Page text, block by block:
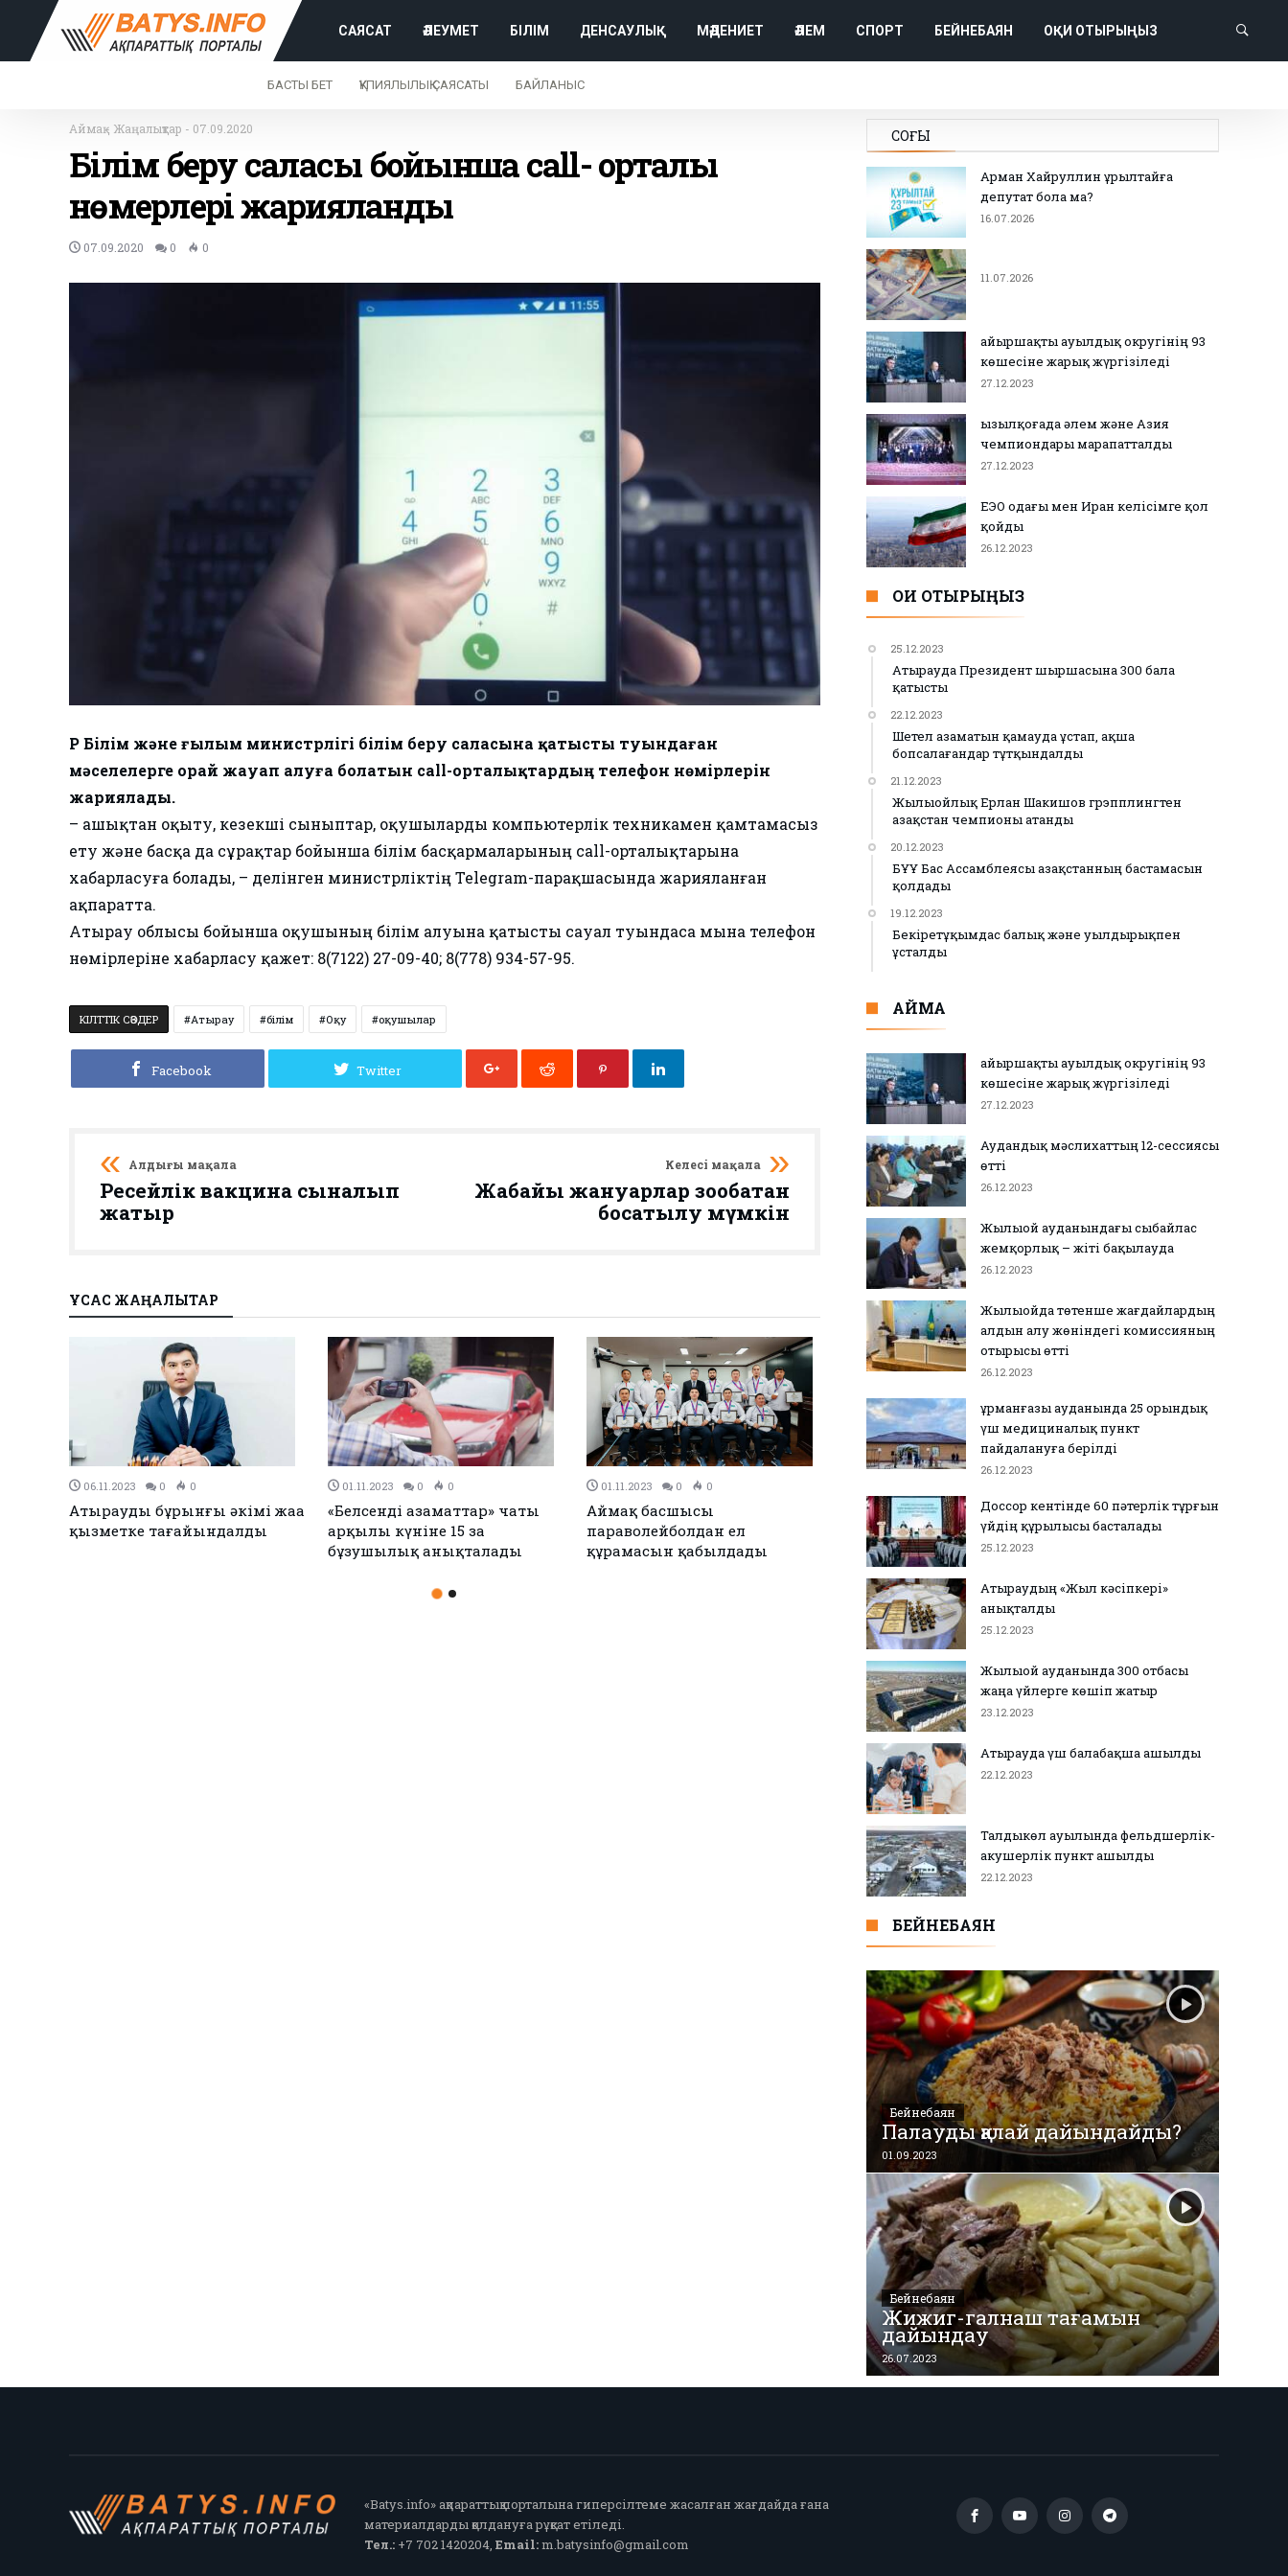
САЯСАТ ӘЛЕУМЕТ БІЛІМ ДЕНСАУЛЫҚ МӘДЕНИЕТ ӘЛЕМ СПОРТ БЕЙНЕБАЯН ОҚИ ОТЫРЫҢЫЗ
БАСТЫ БЕТ ҚҰПИЯЛЫЛЫҚ САЯСАТЫ БАЙЛАНЫС
Аймақ- Жаңалықтар - 07.09.2020
Білім беру саласы бойынша call- орталық
нөмерлері жарияланды
07.09.2020 0 0
ҚР Білім және ғылым министрлігі білім беру саласына қатысты туындаған
мәселелерге орай жауап алуға болатын call-орталықтардың телефон нөмірлерін
жариялады.
– Қашықтан оқыту, кезекші сыныптар, оқушыларды компьютерлік техникамен қамтамасыз
ету және басқа да сұрақтар бойынша білім басқармаларының call-орталықтарына
хабарласуға болады, – делінген министрліктің Telegram-парақшасында жарияланған
ақпаратта.
Атырау облысы бойынша оқушының білім алуына қатысты сауал туындаса мына телефон
нөмірлеріне хабарласу қажет: 8(7122) 27-09-40; 8(778) 934-57-95.
КІЛТТІК СӨЗДЕР Атырау білім Оқу оқушылар
Facebook Twitter
Алдыңғы мақала
Ресейлік вакцина сыналып
жатыр
Келесі мақала
Жабайы жануарлар зообақтан
босатылу мүмкін
ҰҚСАС ЖАҢАЛЫҚТАР
31.10.2023 0 0
Атырауда эхинококкоз
ауруының 9 жағдайы тіркелді
31.10.2023 0 0
Қағаз стақандар шығарып,
Теңіз мердігері атанды
30.10.2023 0 0
Атырауда апатты үй
тұрғындарына жаңа баспана
берілді
СОҢҒЫ
Арман Хайруллин Құрылтайға
депутат бола ма?
16.07.2026
11.07.2026
Қайыршақты ауылдық округінің 93
көшесіне жарық жүргізіледі
27.12.2023
Қызылқоғада әлем және Азия
чемпиондары марапатталды
27.12.2023
ЕЭО одағы мен Иран келісімге қол
қойды
26.12.2023
ОҚИ ОТЫРЫҢЫЗ
25.12.2023
Атырауда Президент шыршасына 300 бала
қатысты
22.12.2023
Шетел азаматын қамауда ұстап, ақша
бопсалағандар тұтқындалды
21.12.2023
Жылыойлық Ерлан Шакишов грэпплингтен
Қазақстан чемпионы атанды
20.12.2023
БҰҰ Бас Ассамблеясы Қазақстанның бастамасын
қолдады
19.12.2023
Бекіретұқымдас балық және уылдырықпен
ұсталды
АЙМАҚ
Қайыршақты ауылдық округінің 93
көшесіне жарық жүргізіледі
27.12.2023
Аудандық мәслихаттың 12-сессиясы
өтті
26.12.2023
Жылыой ауданындағы сыбайлас
жемқорлық – жіті бақылауда
26.12.2023
Жылыойда төтенше жағдайлардың
алдын алу жөніндегі комиссияның
отырысы өтті
26.12.2023
Құрманғазы ауданында 25 орындық
үш медициналық пункт
пайдалануға берілді
26.12.2023
Доссор кентінде 60 пәтерлік тұрғын
үйдің құрылысы басталады
25.12.2023
Атыраудың «Жыл кәсіпкері»
анықталды
25.12.2023
Жылыой ауданында 300 отбасы
жаңа үйлерге көшіп жатыр
23.12.2023
Атырауда үш балабақша ашылды
22.12.2023
Талдыкөл ауылында фельдшерлік-
акушерлік пункт ашылды
22.12.2023
БЕЙНЕБАЯН
Бейнебаян
Палауды қалай дайындайды?
01.09.2023
Бейнебаян
Жижиг-галнаш тағамын
дайындау
26.07.2023
«Batys.info» ақпараттық порталына гиперсілтеме жасалған жағдайда ғана
материалдарды қолдануға рұқсат етіледі.
Тел.:+7 702 1420204, Email:m.batysinfo@gmail.com